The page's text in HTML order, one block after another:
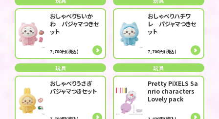
おしゃべりちいか
わ パジャマつきセ
ット
7,700円(税込)
おしゃべりハチワ
レ パジャマつきセ
ット
7,700円(税込)
玩具
おしゃべりうさぎ
パジャマつきセット
玩具
Pretty PiXELS Sa
nrio characters
Lovely pack